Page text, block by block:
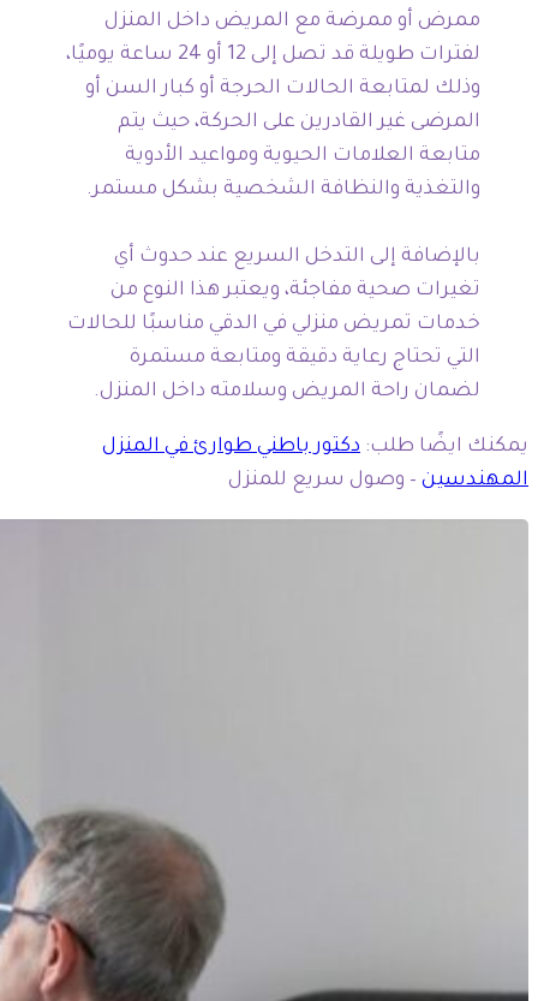
ممرض أو ممرضة مع المريض داخل المنزل
لفترات طويلة قد تصل إلى 12 أو 24 ساعة يوميًا،
وذلك لمتابعة الحالات الحرجة أو كبار السن أو
المرضى غير القادرين على الحركة، حيث يتم
متابعة العلامات الحيوية ومواعيد الأدوية
والتغذية والنظافة الشخصية بشكل مستمر.
بالإضافة إلى التدخل السريع عند حدوث أي
تغيرات صحية مفاجئة، ويعتبر هذا النوع من
خدمات تمريض منزلي في الدقي مناسبًا للحالات
التي تحتاج رعاية دقيقة ومتابعة مستمرة
لضمان راحة المريض وسلامته داخل المنزل.
يمكنك ايضًا طلب: دكتور باطني طوارئ في المنزل
المهندسين – وصول سريع للمنزل